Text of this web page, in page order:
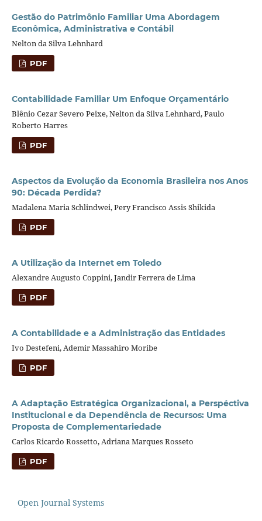
Gestão do Patrimônio Familiar Uma Abordagem
Econômica, Administrativa e Contábil
Nelton da Silva Lehnhard
PDF
Contabilidade Familiar Um Enfoque Orçamentário
Blênio Cezar Severo Peixe, Nelton da Silva Lehnhard, Paulo
Roberto Harres
PDF
Aspectos da Evolução da Economia Brasileira nos Anos
90: Década Perdida?
Madalena Maria Schlindwei, Pery Francisco Assis Shikida
PDF
A Utilização da Internet em Toledo
Alexandre Augusto Coppini, Jandir Ferrera de Lima
PDF
A Contabilidade e a Administração das Entidades
Ivo Destefeni, Ademir Massahiro Moribe
PDF
A Adaptação Estratégica Organizacional, a Perspéctiva
Institucional e da Dependência de Recursos: Uma
Proposta de Complementariedade
Carlos Ricardo Rossetto, Adriana Marques Rosseto
PDF
Open Journal Systems